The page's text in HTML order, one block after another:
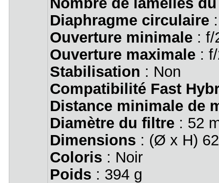
Diaphragme circulaire:
Ouverture minimale: f/
Ouverture maximale: f/
Stabilisation : Non
Compatibilité Fast
Distance minimale de
Diamètre du filtre: 52
Dimensions : (Ø x H)
Coloris : Noir
Poids : 394 g